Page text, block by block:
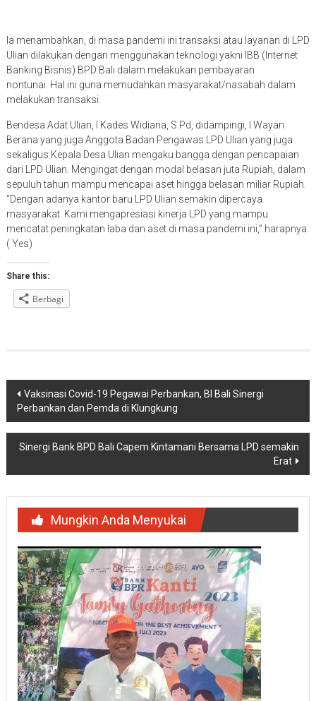
Ia menambahkan, di masa pandemi ini transaksi atau layanan di LPD
Ulian dilakukan dengan menggunakan teknologi yakni IBB (Internet
Banking Bisnis) BPD Bali dalam melakukan pembayaran
nontunai. Hal ini guna memudahkan masyarakat/nasabah dalam
melakukan transaksi.
Bendesa Adat Ulian, I Kades Widiana, S.Pd, didampingi, I Wayan
Berana yang juga Anggota Badan Pengawas LPD Ulian yang juga
sekaligus Kepala Desa Ulian mengaku bangga dengan pencapaian
dari LPD Ulian. Mengingat dengan modal belasan juta Rupiah, dalam
sepuluh tahun mampu mencapai aset hingga belasan miliar Rupiah.
“Dengan adanya kantor baru LPD Ulian semakin dipercaya
masyarakat. Kami mengapresiasi kinerja LPD yang mampu
mencatat peningkatan laba dan aset di masa pandemi ini,” harapnya.
( Yes)
Share this:
Berbagi
Navigasi
pos
Vaksinasi Covid-19 Pegawai Perbankan, BI Bali Sinergi
Perbankan dan Pemda di Klungkung
Sinergi Bank BPD Bali Capem Kintamani Bersama LPD semakin
Erat
Mungkin Anda Menyukai